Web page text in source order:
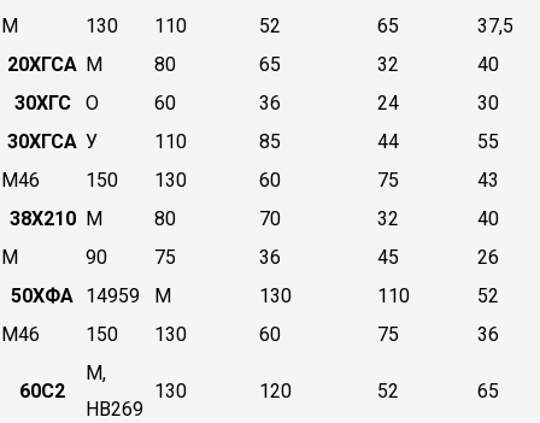
М
130 110 52 65
37,5
20ХГСА М 80 65 32
40
30ХГС
О 60 36 24
30
30ХГСА У 110 85 44
55
М46
150 130 60 75
43
38Х210 М 80 70 32
40
М
90 75 36 45
26
50ХФА 14959 М 130 110
52
М46
150 130 60 75 36
60С2
М,
НВ269
130 120 52 65